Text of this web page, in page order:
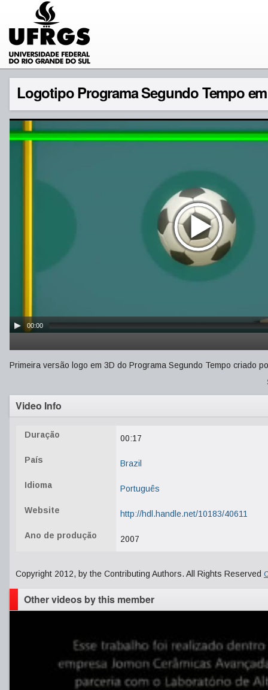
Logotipo Programa Segundo Tempo
00:00
Primeira versão logo em 3D do Programa Segundo Tempo criado
Video Info
Duração 00:17
País Brazil
Idioma Português
Website http://hdl.handle.net/10183/40611
Ano de produção 2007
Copyright 2012, by the Contributing Authors. All Rights Reserved
Other videos by this member